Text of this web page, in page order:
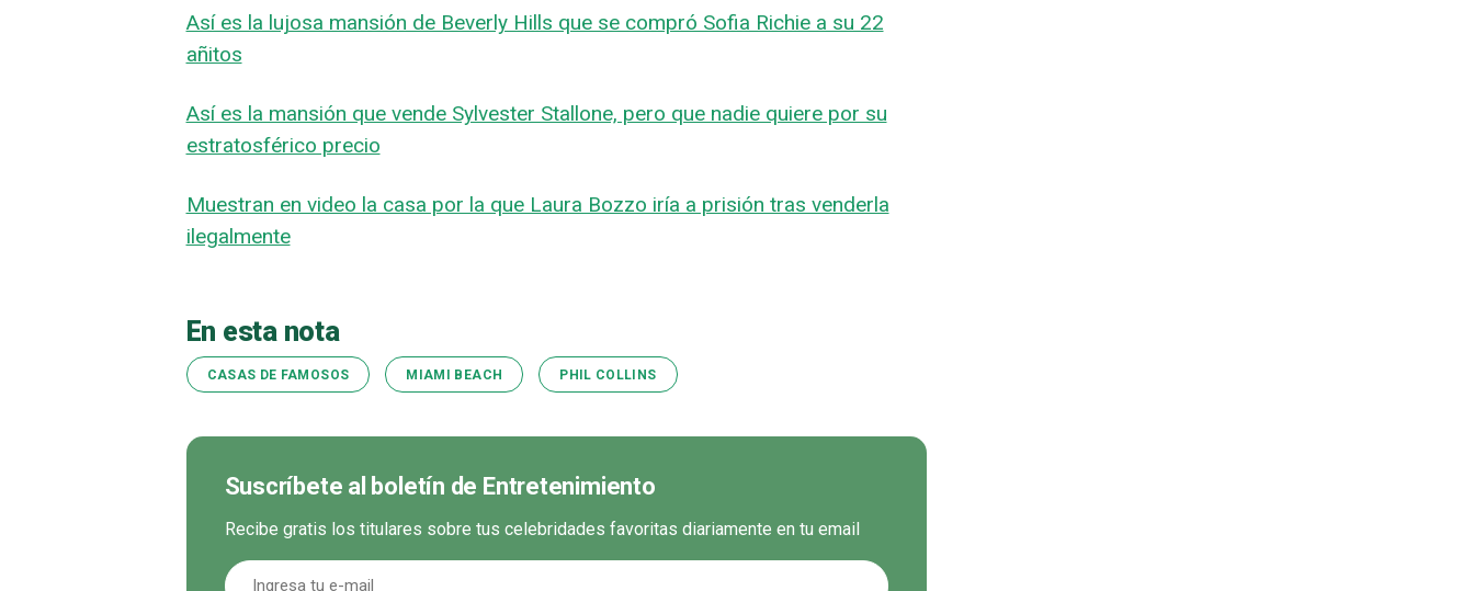
Así es la lujosa mansión de Beverly Hills que se compró Sofia Richie a su 22
añitos
Así es la mansión que vende Sylvester Stallone, pero que nadie quiere por su
estratosférico precio
Muestran en video la casa por la que Laura Bozzo iría a prisión tras venderla
ilegalmente
En esta nota
CASAS DE FAMOSOS MIAMI BEACH PHIL COLLINS
Suscríbete al boletín de Entretenimiento
Recibe gratis los titulares sobre tus celebridades favoritas diariamente en tu email